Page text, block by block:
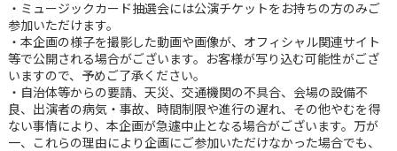
・ミュージックカード抽選会には公演チケットをお持ちの方のみご
参加いただけます。
・本企画の様子を撮影した動画や画像が、オフィシャル関連サイト
等で公開される場合がございます。お客様が写り込む可能性がござ
いますので、予めご了承ください。
・自治体等からの要請、天災、交通機関の不具合、会場の設備不
良、出演者の病気・事故、時間制限や進行の遅れ、その他やむを得
ない事情により、本企画が急遽中止となる場合がございます。万が
一、これらの理由により企画にご参加いただけなかった場合でも、